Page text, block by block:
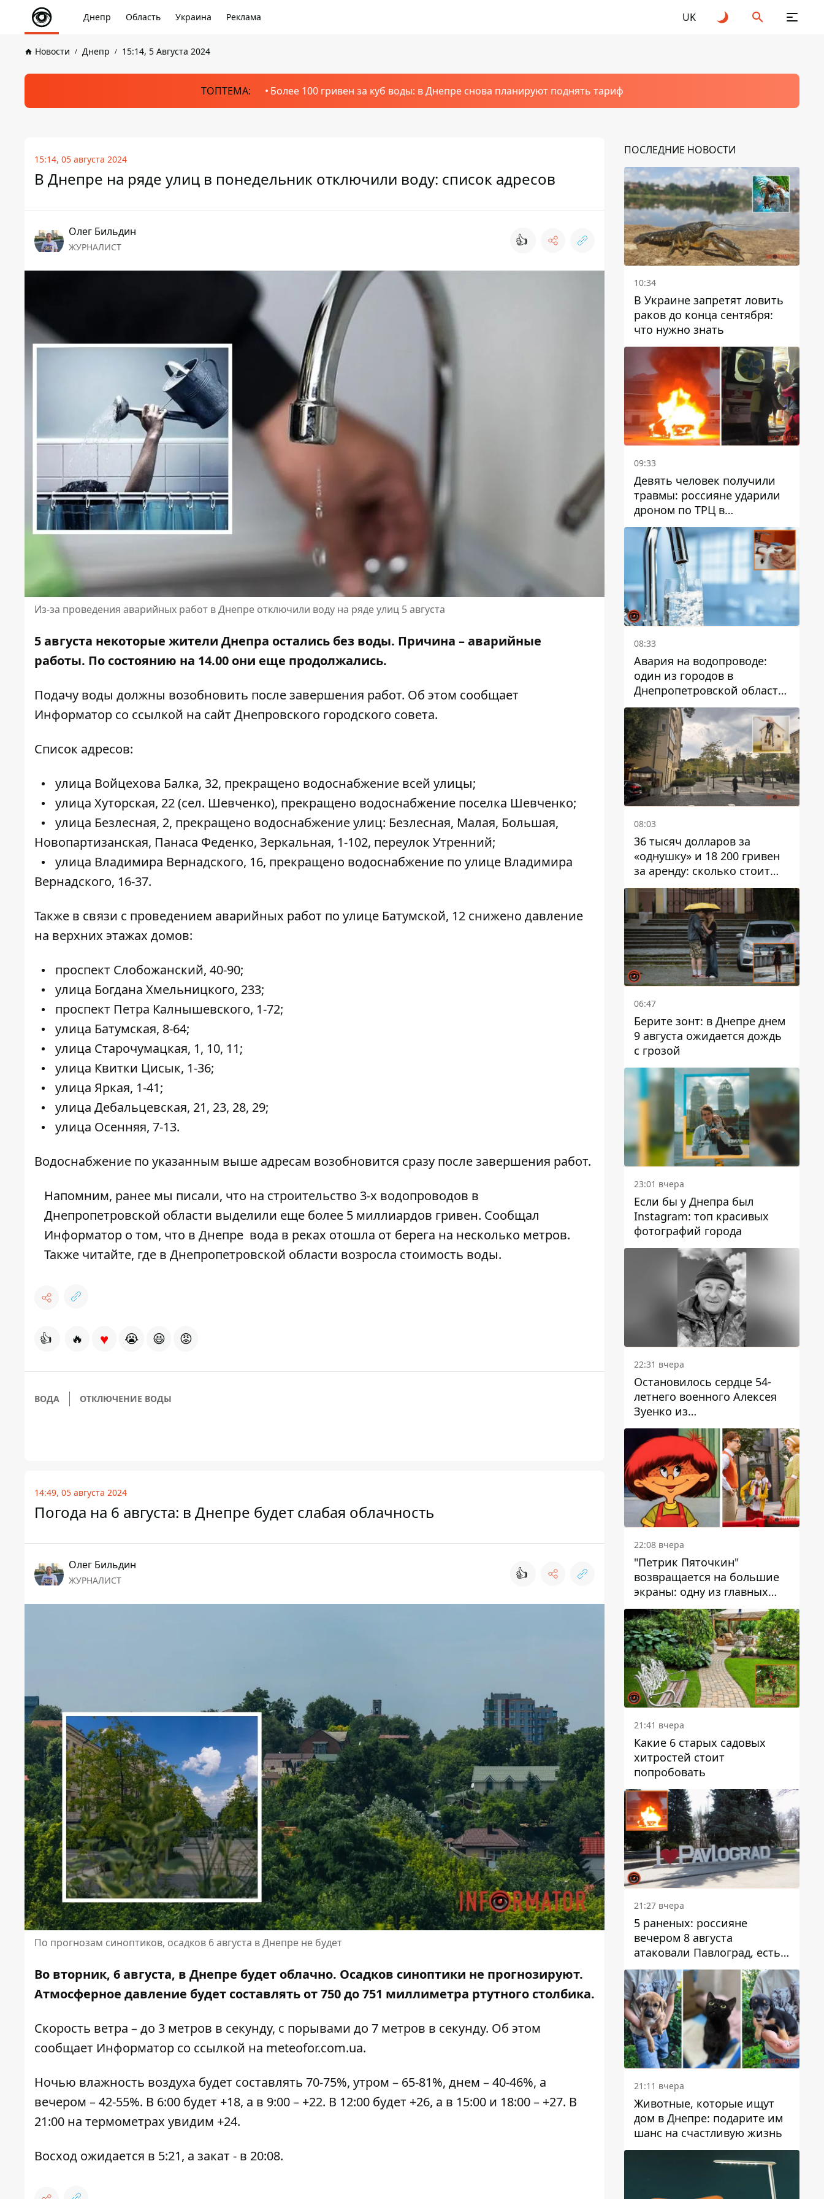
Днепр Область Украина Реклама UK
Новости Днепр 15:14, 5 Августа 2024
ТОПТЕМА: Более 100 гривен за куб воды: в Днепре снова планируют поднять тариф
15:14, 05 августа 2024
В Днепре на ряде улиц в понедельник отключили воду: список адресов
Олег Бильдин
ЖУРНАЛИСТ 👍
Из-за проведения аварийных работ в Днепре отключили воду на ряде улиц 5 августа
5 августа некоторые жители Днепра остались без воды. Причина – аварийные
работы. По состоянию на 14.00 они еще продолжались.
Подачу воды должны возобновить после завершения работ. Об этом сообщает
Информатор со ссылкой на сайт Днепровского городского совета.
Список адресов:
улица Войцехова Балка, 32, прекращено водоснабжение всей улицы;
улица Хуторская, 22 (сел. Шевченко), прекращено водоснабжение поселка Шевченко;
улица Безлесная, 2, прекращено водоснабжение улиц: Безлесная, Малая, Большая,
Новопартизанская, Панаса Феденко, Зеркальная, 1-102, переулок Утренний;
улица Владимира Вернадского, 16, прекращено водоснабжение по улице Владимира
Вернадского, 16-37.
Также в связи с проведением аварийных работ по улице Батумской, 12 снижено давление
на верхних этажах домов:
проспект Слобожанский, 40-90;
улица Богдана Хмельницкого, 233;
проспект Петра Калнышевского, 1-72;
улица Батумская, 8-64;
улица Старочумацкая, 1, 10, 11;
улица Квитки Цисык, 1-36;
улица Яркая, 1-41;
улица Дебальцевская, 21, 23, 28, 29;
улица Осенняя, 7-13.
Водоснабжение по указанным выше адресам возобновится сразу после завершения работ.
Напомним, ранее мы писали, что на строительство 3-х водопроводов в
Днепропетровской области выделили еще более 5 миллиардов гривен. Сообщал
Информатор о том, что в Днепре вода в реках отошла от берега на несколько метров.
Также читайте, где в Днепропетровской области возросла стоимость воды.
👍 🔥 ♥ 😭 😆 😡
ВОДА ОТКЛЮЧЕНИЕ ВОДЫ
14:49, 05 августа 2024
Погода на 6 августа: в Днепре будет слабая облачность
Олег Бильдин
ЖУРНАЛИСТ 👍
По прогнозам синоптиков, осадков 6 августа в Днепре не будет
Во вторник, 6 августа, в Днепре будет облачно. Осадков синоптики не прогнозируют.
Атмосферное давление будет составлять от 750 до 751 миллиметра ртутного столбика.
Скорость ветра – до 3 метров в секунду, с порывами до 7 метров в секунду. Об этом
сообщает Информатор со ссылкой на meteofor.com.ua.
Ночью влажность воздуха будет составлять 70-75%, утром – 65-81%, днем ​​– 40-46%, а
вечером – 42-55%. В 6:00 будет +18, а в 9:00 – +22. В 12:00 будет +26, а в 15:00 и 18:00 – +27. В
21:00 на термометрах увидим +24.
Восход ожидается в 5:21, а закат - в 20:08.
ПОСЛЕДНИЕ НОВОСТИ
10:34
В Украине запретят ловить
раков до конца сентября:
что нужно знать
09:33
Девять человек получили
травмы: россияне ударили
дроном по ТРЦ в
Павлограде, будет ли
работать заведение в
дальнейшем
08:33
Авария на водопроводе:
один из городов в
Днепропетровской области
остался без воды
08:03
36 тысяч долларов за
«однушку» и 18 200 гривен
за аренду: сколько стоит
жилье в Днепропетровской
области
06:47
Берите зонт: в Днепре днем ​​
9 августа ожидается дождь
с грозой
23:01 вчера
Если бы у Днепра был
Instagram: топ красивых
фотографий города
22:31 вчера
Остановилось сердце 54-
летнего военного Алексея
Зуенко из
Днепропетровской области
22:08 вчера
"Петрик Пяточкин"
возвращается на большие
экраны: одну из главных
ролей сыграет 9-летний
днепрянин Александр
Войтеховский
21:41 вчера
Какие 6 старых садовых
хитростей стоит
попробовать
21:27 вчера
5 раненых: россияне
вечером 8 августа
атаковали Павлоград, есть
возгорание
21:11 вчера
Животные, которые ищут
дом в Днепре: подарите им
шанс на счастливую жизнь